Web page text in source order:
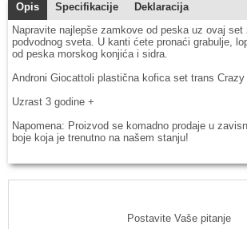
Opis Specifikacije Deklaracija
Napravite najlepše zamkove od peska uz ovaj set
podvodnog sveta. U kanti ćete pronaći grabulje,
od peska morskog konjića i sidra.
Androni Giocattoli plastična kofica set trans
Uzrast 3 godine +
Napomena: Proizvod se komadno prodaje u
boje koja je trenutno na našem stanju!
Postavite Vaše pitanje